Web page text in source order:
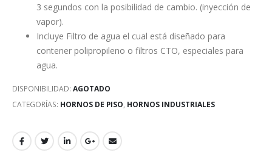
3 segundos con la posibilidad de cambio. (inyección de
vapor).
Incluye Filtro de agua el cual está diseñado para
contener polipropileno o filtros CTO, especiales para
agua.
DISPONIBILIDAD: AGOTADO
CATEGORÍAS: HORNOS DE PISO, HORNOS INDUSTRIALES